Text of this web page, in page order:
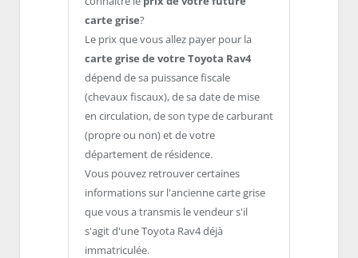
carte grise?
Le prix que vous allez payer pour la
carte grise de votre Toyota Rav4
dépend de sa puissance fiscale
(chevaux fiscaux), de sa date de mise
en circulation, de son type de carburant
(propre ou non) et de votre
département de résidence.
Vous pouvez retrouver certaines
informations sur l'ancienne carte grise
que vous a transmis le vendeur s'il
s'agit d'une Toyota Rav4 déjà
immatriculée.